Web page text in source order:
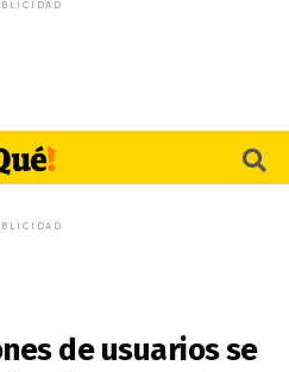
de usuarios se